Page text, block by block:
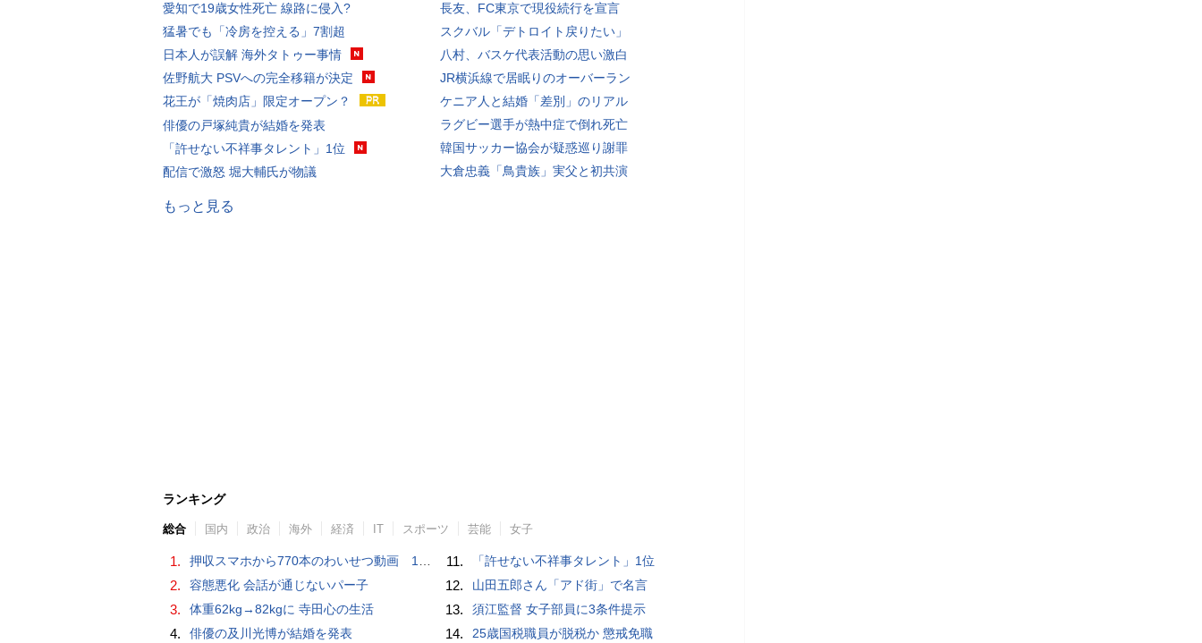
愛知で19歳女性死亡 線路に侵入?
猛暑でも「冷房を控える」7割超
日本人が誤解 海外タトゥー事情
佐野航大 PSVへの完全移籍が決定
花王が「焼肉店」限定オープン？
俳優の戸塚純貴が結婚を発表
「許せない不祥事タレント」1位
配信で激怒 堀大輔氏が物議
長友、FC東京で現役続行を宣言
スクバル「デトロイト戻りたい」
八村、バスケ代表活動の思い激白
JR横浜線で居眠りのオーバーラン
ケニア人と結婚「差別」のリアル
ラグビー選手が熱中症で倒れ死亡
韓国サッカー協会が疑惑巡り謝罪
大倉忠義「鳥貴族」実父と初共演
もっと見る
ランキング
総合 国内 政治 海外 経済 IT スポーツ 芸能 女子
1. 押収スマホから770本のわいせつ動画 15歳少女に酒と薬飲ませ性的暴行か 54歳男を再逮捕 「薬もありますよ」とSNSで誘い出し
2. 容態悪化 会話が通じないパー子
3. 体重62kg→82kgに 寺田心の生活
4. 俳優の及川光博が結婚を発表
11. 「許せない不祥事タレント」1位
12. 山田五郎さん「アド街」で名言
13. 須江監督 女子部員に3条件提示
14. 25歳国税職員が脱税か 懲戒免職